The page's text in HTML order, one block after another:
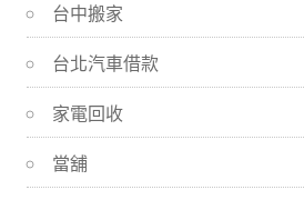
台中搬家
台北汽車借款
家電回收
當舖